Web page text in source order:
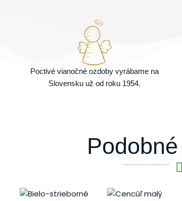
Poctivé vianočné ozdoby vyrábame na
Slovensku už od roku 1954.